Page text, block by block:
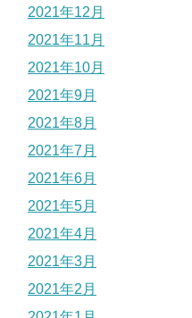
2021年12月
2021年11月
2021年10月
2021年9月
2021年8月
2021年7月
2021年6月
2021年5月
2021年4月
2021年3月
2021年2月